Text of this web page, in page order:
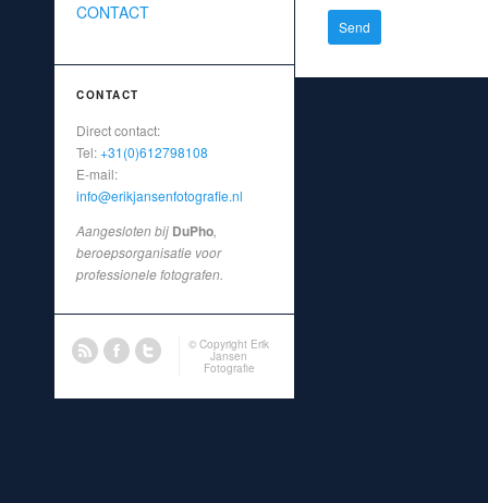
CONTACT
CONTACT
Direct contact:
Tel:+31(0)612798108
E-mail:
info@erikjansenfotografie.nl
Aangesloten bij DuPho,
beroepsorganisatie voor
professionele fotografen.
© Copyright Erik
Jansen
Fotografie